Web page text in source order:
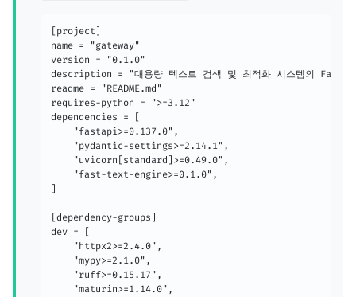
[project]
name = "gateway"
version = "0.1.0"
description = "대용량 텍스트 검색 및 최적화 시스템의
readme = "README.md"
requires-python = ">=3.12"
dependencies = [
    "fastapi>=0.137.0",
    "pydantic-settings>=2.14.1",
    "uvicorn[standard]>=0.49.0",
    "fast-text-engine>=0.1.0",
[dependency-groups]
dev = [
    "httpx2>=2.4.0",
    "mypy>=2.1.0",
    "ruff>=0.15.17",
    "maturin>=1.14.0",